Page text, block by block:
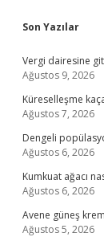
Son Yazılar
Vergi dairesine
Ağustos 9, 2026
Küreselleşme
Ağustos 7, 2026
Dengeli
Ağustos 6, 2026
Kumkuat ağacı
Ağustos 6, 2026
Avene güneş
Ağustos 5, 2026